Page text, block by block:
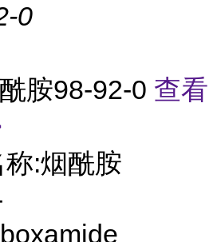
0
胺98-92-0 查看
:烟酰胺